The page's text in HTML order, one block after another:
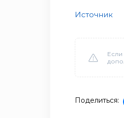
Источник
Если
Поделиться: